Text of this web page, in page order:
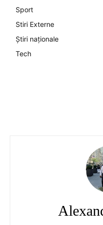
Sport
Stiri Externe
Știri naționale
Tech